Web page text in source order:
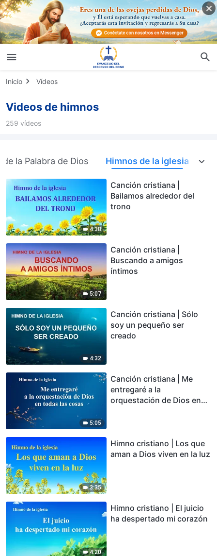
Inicio Vídeos
Videos de himnos
259 vídeos
de la Palabra de Dios Himnos de la iglesia
4:38
Canción cristiana |
Bailamos alrededor del
trono
5:07
Canción cristiana |
Buscando a amigos
íntimos
4:32
Canción cristiana | Sólo
soy un pequeño ser
creado
5:05
Canción cristiana | Me
entregaré a la
orquestación de Dios en
3:35
Himno cristiano | Los que
aman a Dios viven en la luz
4:20
Himno cristiano | El juicio
ha despertado mi corazón